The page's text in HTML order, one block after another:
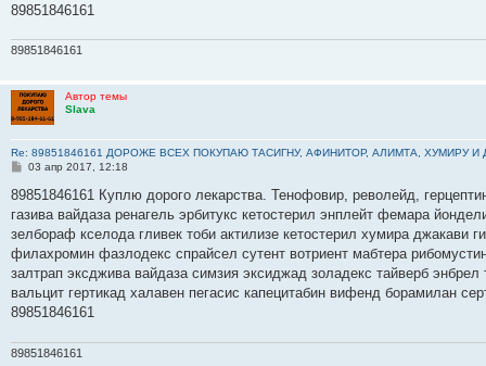
89851846161
89851846161
Автор темы
Slava
Re: 89851846161 ДОРОЖЕ ВСЕХ ПОКУПАЮ ТАСИГНУ, АФИНИТОР, АЛИМТА, ХУМИРУ И
С
о
щ
е
и
е
03 апр 2017, 12:18
89851846161 Куплю дорого лекарства. Тенофовир, револейд,
газива вайдаза ренагель эрбитукс кетостерил энплейт фемара
зелбораф кселода гливек тоби актилизе кетостерил хумира джакави
филахромин фазлодекс спрайсел сутент вотриент мабтера
залтрап эксджива вайдаза симзия эксиджад золадекс тайверб
вальцит гертикад халавен пегасис капецитабин вифенд борамилан
89851846161
89851846161